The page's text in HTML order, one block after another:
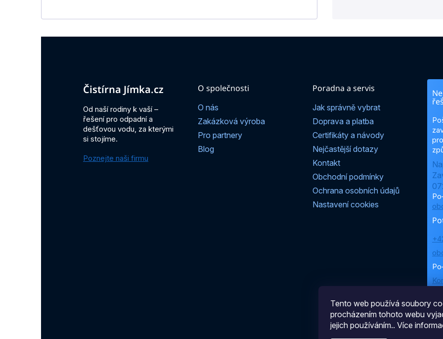
Tento web používá soubory
procházením tohoto webu
jejich používáním.. Více
Čistírna Jímka.cz
Od naší rodiny k vaší –
řešení pro odpadní a
dešťovou vodu, za kterými
si stojíme.
Poznejte naši firmu
O společnosti
O nás
Zakázková výroba
Pro partnery
Blog
Poradna a servis
Jak správně vybrat
Doprava a platba
Certifikáty a návody
Nejčastější dotazy
Kontakt
Obchodní podmínky
Ochrana osobních údajů
Nastavení cookies